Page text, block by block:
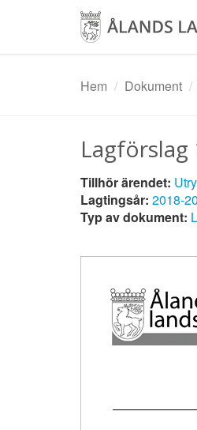
Hem Dokument
Lagförslag
Tillhör ärendet:
Lagtingsår: 2018-
Typ av dokument: